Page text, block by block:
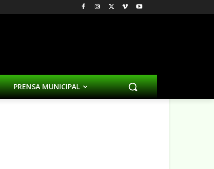
PRENSA MUNICIPAL